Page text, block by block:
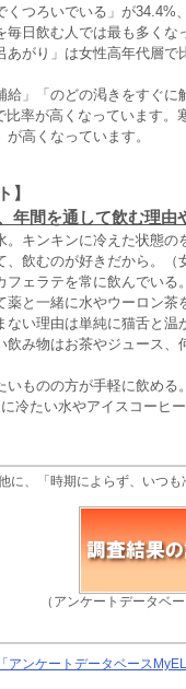
くつろいでいる」が34.4%
毎日飲む人では最も多く
あがり」は女性高年代層で
給」「のどの渇きをすぐ
比率が高くなっています
が高くなっています。
】
年間を通して飲む理由
。キンキンに冷えた状態
、飲むのが好きだから。（
フェラテを常に飲んでい
薬と一緒に水やウーロン
ない理由は単純に猫舌と
飲み物はお茶やジュース
いものの方が手軽に飲める
冷たい水やアイスコーヒ
に、「時期によらず、いつ
（アンケートデータベ
「アンケートデータベース